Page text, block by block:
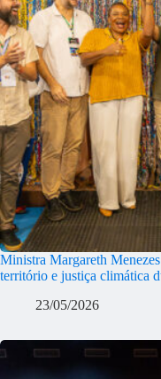
Ministra Margareth
território e justiça climática
23/05/2026